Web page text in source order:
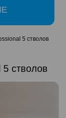
5 стволов
стволов